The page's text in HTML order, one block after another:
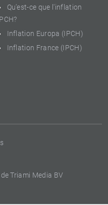
Triami Media BV
Qu'est-ce que l'inflation
Inflation Europa (IPCH)
Inflation France (IPCH)